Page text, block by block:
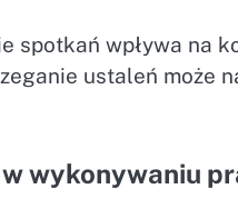
spotkań wpływa na
ustaleń może
wykonywaniu